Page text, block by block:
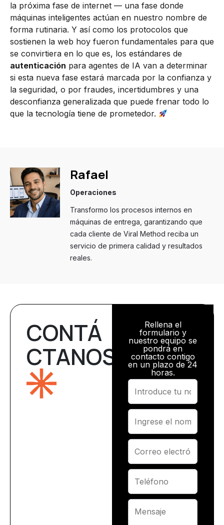
la próxima fase de internet — una fase donde
máquinas inteligentes actúan en nuestro nombre de
forma rutinaria. Y así como los protocolos que
sostienen la web hoy fueron fundamentales para que
se convirtiera en lo que es, los estándares de
autenticación para agentes de IA van a determinar
si esta nueva fase estará marcada por la confianza y
la seguridad, o por fraudes, incertidumbres y una
desconfianza generalizada que puede frenar todo lo
que la tecnología tiene de prometedor.
Rafael
Operaciones
Transformo los procesos internos en
máquinas de entrega, garantizando que
cada cliente de Viral Method reciba un
servicio de primera calidad y resultados
reales.
CONTÁ
CTANOS
Rellena el
formulario y
nuestro equipo se
pondrá en
contacto contigo
en un plazo de 24
horas.